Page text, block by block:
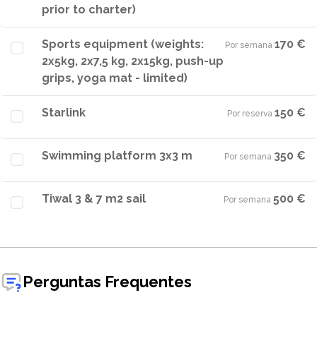
prior to charter)
Sports equipment (weights:
2x5kg, 2x7,5 kg, 2x15kg, push-up
grips, yoga mat - limited)
Por semana·170 €
Starlink Por reserva·150 €
Swimming platform 3x3 m Por semana·350 €
Tiwal 3 & 7 m2 sail Por semana·500 €
Perguntas Frequentes